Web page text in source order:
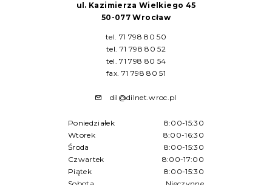
ul. Kazimierza Wielkiego 45
50-077 Wrocław
tel. 71 798 80 50
tel. 71 798 80 52
tel. 71 798 80 54
fax. 71 798 80 51
dil@dilnet.wroc.pl
Poniedziałek
8:00-15:30
Wtorek
8:00-16:30
Środa
8:00-15:30
Czwartek
8:00-17:00
Piątek
8:00-15:30